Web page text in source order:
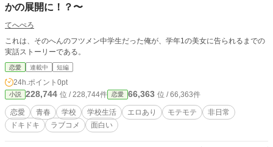
かの展開に！？〜
てへぺろ
これは、そのへんのフツメン中学生だった俺が、学年1の美女に告られるまでの
実話ストーリーである。
恋愛 連載中 短編
24h.ポイント 0pt
小説 228,744 位 / 228,744件 恋愛 66,363 位 / 66,363件
恋愛 青春 学校 学校生活 エロあり モテモテ
非日常
ドキドキ
ラブコメ 面白い